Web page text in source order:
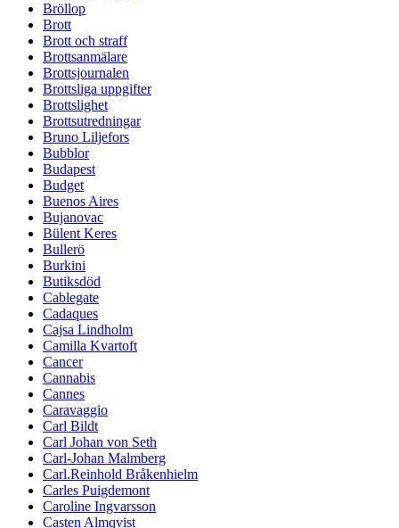
Bröllop
Brott
Brott och straff
Brottsanmälare
Brottsjournalen
Brottsliga uppgifter
Brottslighet
Brottsutredningar
Bruno Liljefors
Bubblor
Budapest
Budget
Buenos Aires
Bujanovac
Bülent Keres
Bullerö
Burkini
Butiksdöd
Cablegate
Cadaques
Cajsa Lindholm
Camilla Kvartoft
Cancer
Cannabis
Cannes
Caravaggio
Carl Bildt
Carl Johan von Seth
Carl-Johan Malmberg
Carl.Reinhold Bråkenhielm
Carles Puigdemont
Caroline Ingvarsson
Casten Almqvist